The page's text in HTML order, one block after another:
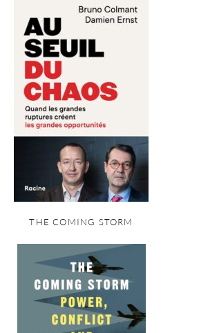
THE COMING STORM